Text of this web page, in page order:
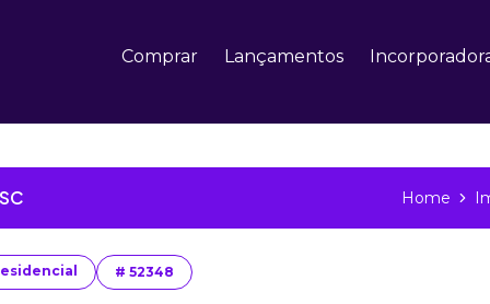
Comprar Lançamentos
Home
# 52348